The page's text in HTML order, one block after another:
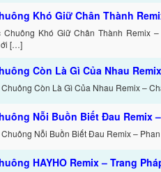
Khó Giữ Chân Thành
Chuông Khó Giữ Chân Thành Remix
[…]
Còn Là Gì Của Nhau
Chuông Còn Là Gì Của Nhau Remix –
Nỗi Buồn Biết Đau Remix
Chuông Nỗi Buồn Biết Đau Remix –
HAYHO Remix – Trang